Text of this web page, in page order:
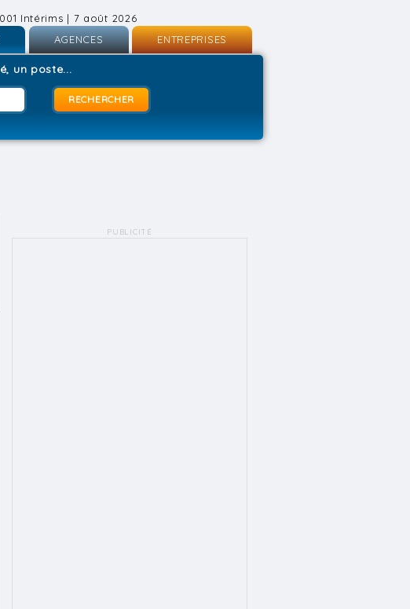
Intérims | 7 août 2026
AGENCES
Inscription
Connexion
ENTREPRISES
un poste...
PUBLICITÉ